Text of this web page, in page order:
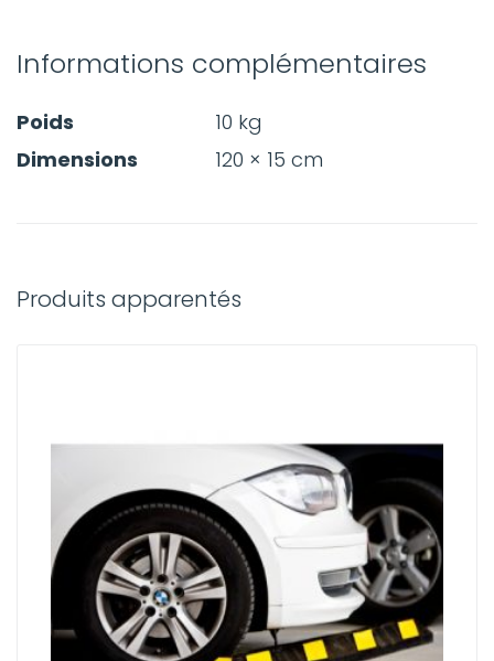
Informations complémentaires
Poids
10 kg
Dimensions
120 × 15 cm
Produits apparentés